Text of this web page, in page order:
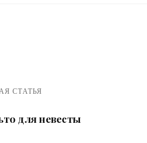
СТАТЬЯ
для невесты